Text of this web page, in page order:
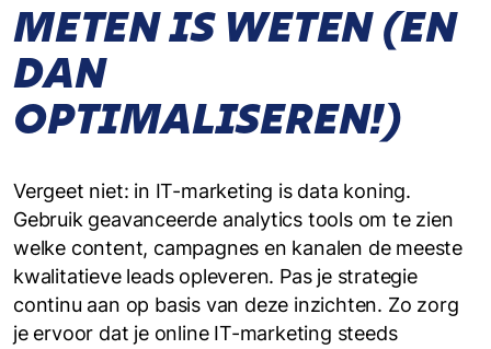
METEN IS WETEN (EN
DAN
OPTIMALISEREN!)
Vergeet niet: in IT-marketing is data koning.
Gebruik geavanceerde analytics tools om te zien
welke content, campagnes en kanalen de meeste
kwalitatieve leads opleveren. Pas je strategie
continu aan op basis van deze inzichten. Zo zorg
je ervoor dat je online IT-marketing steeds